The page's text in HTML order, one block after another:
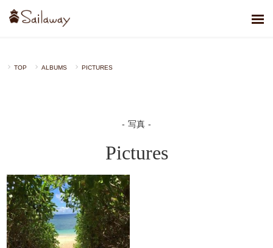
TOP ALBUMS PICTURES
写真
Pictures